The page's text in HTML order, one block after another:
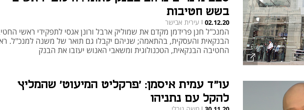
בשש חטיבות
02.12.20
| עירית אבישר
המנכ"ל חנן פרידמן מקדם את שמוליק ארבל ורונן אגסי לתפקידי ראשי
הבנקאית והעסקית, בהתאמה; שניהם יקבלו גם תואר של משנה למנכ"ל.
החטיבה הבנקאית, הטכנולוגית ומשאבי האנוש יעזבו את הבנק
עו"ד עמית איסמן: 'פרקליט המיעוט' שהמליץ
להקל עם נתניהו
|